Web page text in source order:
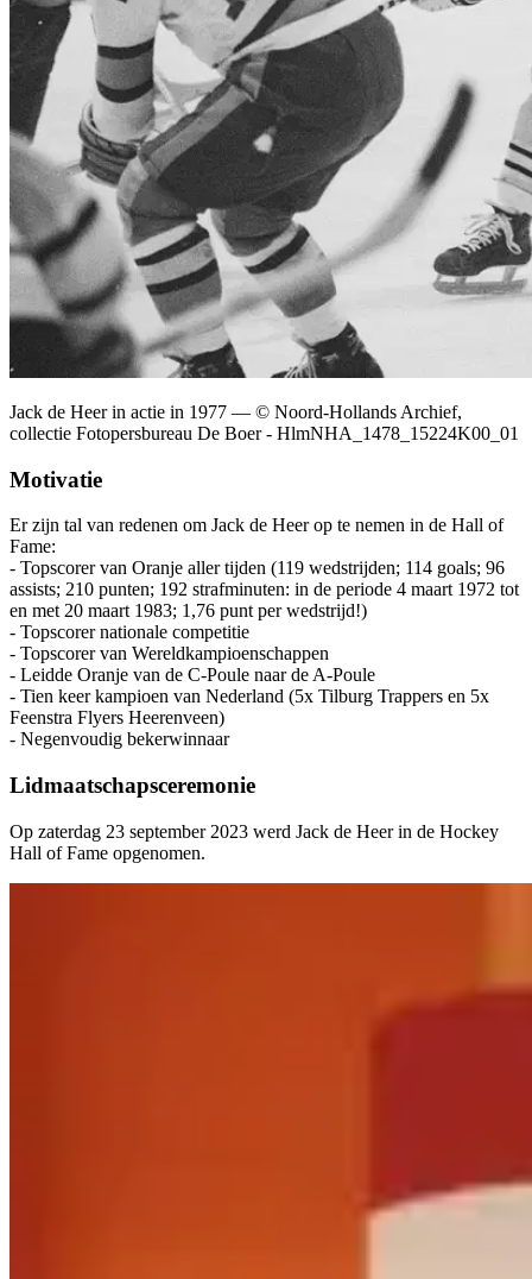
Jack de Heer in actie in 1977 — © Noord-Hollands Archief,
collectie Fotopersbureau De Boer - HlmNHA_1478_15224K00_01
Motivatie
Er zijn tal van redenen om Jack de Heer op te nemen in de Hall of
Fame:
- Topscorer van Oranje aller tijden (119 wedstrijden; 114 goals; 96
assists; 210 punten; 192 strafminuten: in de periode 4 maart 1972 tot
en met 20 maart 1983; 1,76 punt per wedstrijd!)
- Topscorer nationale competitie
- Topscorer van Wereldkampioenschappen
- Leidde Oranje van de C-Poule naar de A-Poule
- Tien keer kampioen van Nederland (5x Tilburg Trappers en 5x
Feenstra Flyers Heerenveen)
- Negenvoudig bekerwinnaar
Lidmaatschapsceremonie
Op zaterdag 23 september 2023 werd Jack de Heer in de Hockey
Hall of Fame opgenomen.